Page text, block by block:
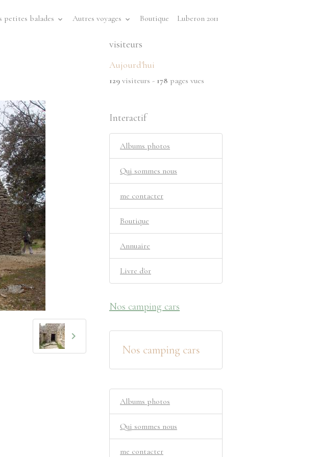
petites balades Autres voyages Boutique Luberon 2011
visiteurs
Aujourd'hui
129 visiteurs - 178 pages vues
Interactif
Albums photos
Qui sommes nous
me contacter
Boutique
Annuaire
Livre d'or
Nos camping cars
Nos camping cars
Albums photos
Qui sommes nous
me contacter